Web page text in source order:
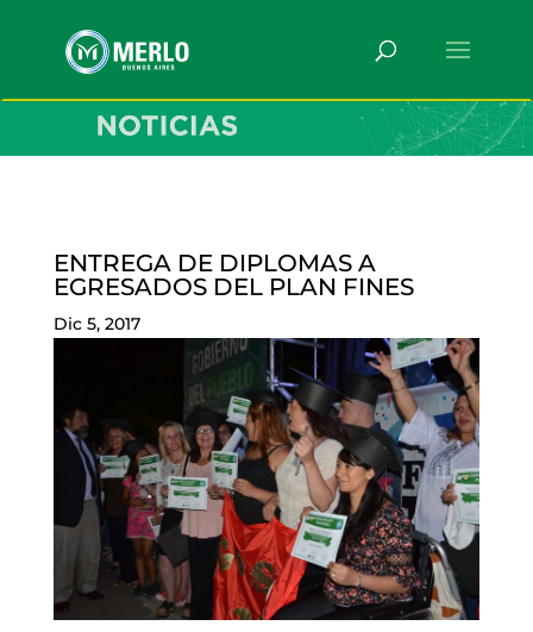
ENTREGA DE DIPLOMAS A
EGRESADOS DEL PLAN FINES
Dic 5, 2017